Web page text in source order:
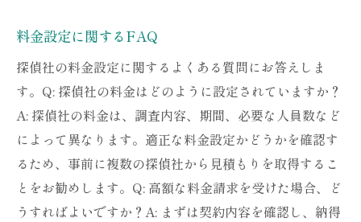
料金設定に関するFAQ
探偵社の料金設定に関するよくある質問にお答えしま
す。Q: 探偵社の料金はどのように設定されていますか？
A: 探偵社の料金は、調査内容、期間、必要な人員数など
によって異なります。適正な料金設定かどうかを確認す
るため、事前に複数の探偵社から見積もりを取得するこ
とをお勧めします。Q: 高額な料金請求を受けた場合、ど
うすればよいですか？A: まずは契約内容を確認し、納得